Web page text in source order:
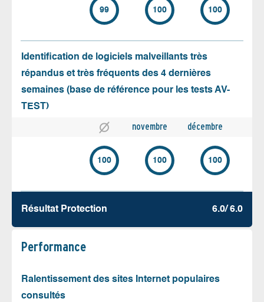
99 100 100
Identification de logiciels malveillants très
répandus et très fréquents des 4 dernières
semaines (base de référence pour les tests AV-
TEST)
novembre décembre
100 100 100
Résultat Protection 6.0/ 6.0
Performance
Ralentissement des sites Internet populaires
consultés